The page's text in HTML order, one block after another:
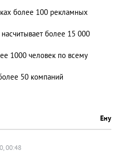
более 100 рекламных
более 15 000
1000 человек по всему
50 компаний
Ену
00:48